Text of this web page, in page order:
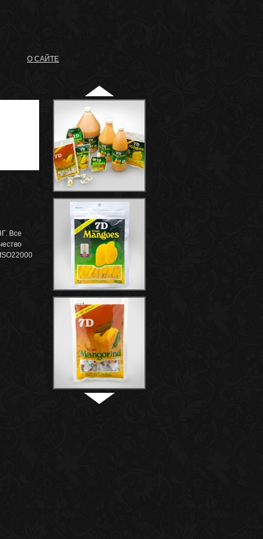
О САЙТЕ
Все